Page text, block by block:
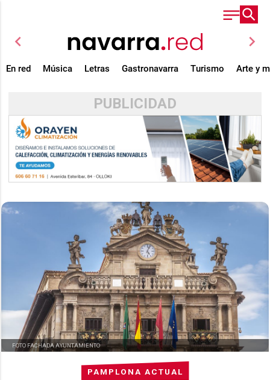
chevron_left chevron_right
En red Música Letras Gastronavarra Turismo Arte y
PUBLICIDAD
PAMPLONA ACTUAL
FOTO FACHADA AYUNTAMIENTO